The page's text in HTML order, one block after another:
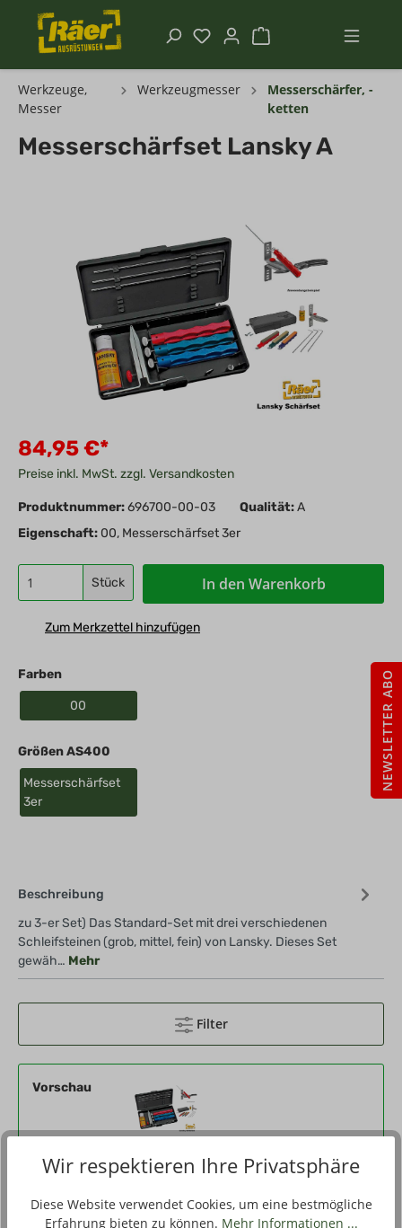
Werkzeuge,
Messer
Werkzeugmesser
Messerschärfer, -
ketten
Messerschärfset Lansky A
84,95 €*
Preise inkl. MwSt. zzgl. Versandkosten
Produktnummer:696700-00-03 Qualität:A
Eigenschaft: 00, Messerschärfset 3er
Stück In den Warenkorb
Zum Merkzettel hinzufügen
Farben
00
Größen AS400
Messerschärfset
3er
Beschreibung
zu 3-er Set) Das Standard-Set mit drei verschiedenen
Schleifsteinen (grob, mittel, fein) von Lansky. Dieses Set
gewäh… Mehr
Filter
Vorschau
Produktnummer696700-00-03
Eigenschaften 00, Messerschärfset 3er
Wir respektieren Ihre Privatsphäre
Diese Website verwendet Cookies, um eine bestmögliche
Erfahrung bieten zu können. Mehr Informationen ...
NEWSLETTER ABO